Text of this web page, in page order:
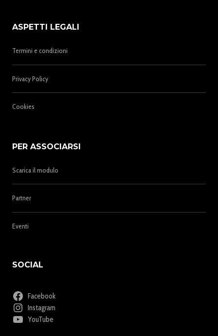
ASPETTI LEGALI
Termini e condizioni
Privacy Policy
Cookies
PER ASSOCIARSI
Scarica il modulo
Partner
Eventi
SOCIAL
Facebook
Instagram
YouTube